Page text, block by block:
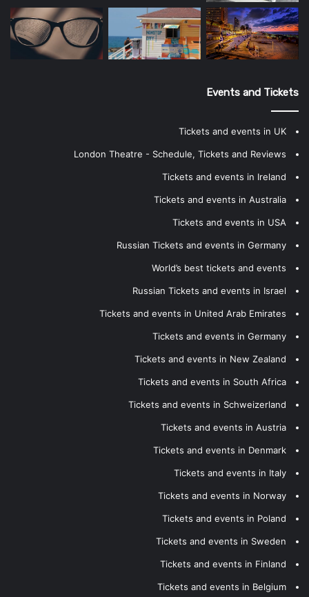
Events and Tickets
Tickets and events in UK
London Theatre - Schedule, Tickets and Reviews
Tickets and events in Ireland
Tickets and events in Australia
Tickets and events in USA
Russian Tickets and events in Germany
World’s best tickets and events
Russian Tickets and events in Israel
Tickets and events in United Arab Emirates
Tickets and events in Germany
Tickets and events in New Zealand
Tickets and events in South Africa
Tickets and events in Schweizerland
Tickets and events in Austria
Tickets and events in Denmark
Tickets and events in Italy
Tickets and events in Norway
Tickets and events in Poland
Tickets and events in Sweden
Tickets and events in Finland
Tickets and events in Belgium